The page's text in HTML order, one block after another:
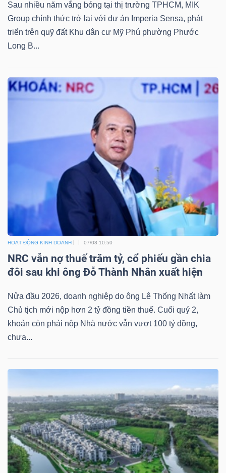
Sau nhiều năm vắng bóng tại thị trường TPHCM, MIK
Group chính thức trở lại với dự án Imperia Sensa, phát
triển trên quỹ đất Khu dân cư Mỹ Phú phường Phước
Long B...
HOẠT ĐỘNG KINH DOANH 07/08 10:50
NRC vẫn nợ thuế trăm tỷ, cổ phiếu gần chia
đôi sau khi ông Đỗ Thành Nhân xuất hiện
Nửa đầu 2026, doanh nghiệp do ông Lê Thống Nhất làm
Chủ tịch mới nộp hơn 2 tỷ đồng tiền thuế. Cuối quý 2,
khoản còn phải nộp Nhà nước vẫn vượt 100 tỷ đồng,
chưa...
ĐỘNG
chứng
Cổ phiếu Chỉ số Chứng chỉ quỹ
đạo
Tất cả Người nội bộ Người liên quan Cổ đông lớn
Tin
tức
(-)
tác
giả
(-)
Báo